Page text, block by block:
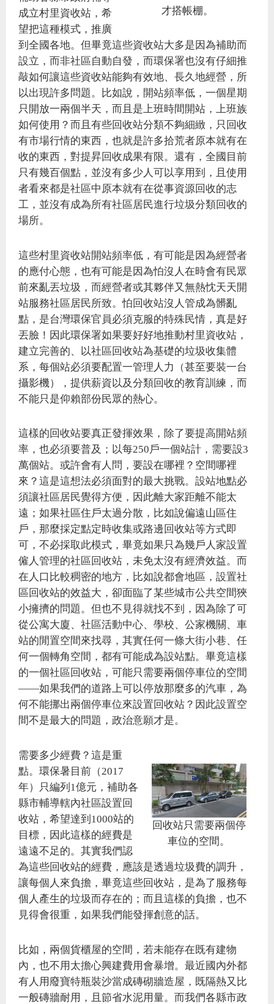
才搭帳棚。
成立村里資收站，希
望把這種模式，推廣
到全國各地。但畢竟這些資收站大多是因為補助而
設立，而非社區自動自發，而環保署也沒有仔細推
敲如何讓這些資收站能夠有效地、長久地經營，所
以出現許多問題。比如說，開站頻率低，一個星期
只開放一兩個半天，而且是上班時間開站，上班族
如何使用？而且有些回收站分類不夠細緻，只回收
有市場行情的東西，也就是許多拾荒者原本就有在
收的東西，對提昇回收成果有限。還有，全國目前
只有幾百個點，並沒有多少人可以享用到，且使用
者看來都是社區中原本就有在從事資源回收的志
工，並沒有成為所有社區居民進行垃圾分類回收的
場所。
這些村里資收站開站頻率低，有可能是因為經營者
的應付心態，也有可能是因為怕沒人在時會有民眾
前來亂丟垃圾，而經營者或其夥伴又無熱忱天天開
站服務社區居民所致。怕回收站沒人管成為髒亂
點，是台灣環保官員必須克服的特殊民情，真是好
丟臉！因此環保署如果要好好地推動村里資收站，
建立完善的、以社區回收站為基礎的垃圾收集體
系，每個站必須要配置一管理人力（甚至要裝一台
攝影機），提供薪資以及分類回收的教育訓練，而
不能只是仰賴部份民眾的熱心。
這樣的回收站要真正發揮效果，除了要提高開站頻
率，也必須要普及；以每250戶一個站計，需要設3
萬個站。或許會有人問，要設在哪裡？空間哪裡
來？這是這想法必須面對的最大挑戰。設站地點必
須讓社區居民覺得方便，因此離大家距離不能太
遠；如果社區住戶太過分散，比如說偏遠山區住
戶，那麼採定點定時收集或路邊回收站等方式即
可，不必採取此模式，畢竟如果只為幾戶人家設置
僱人管理的社區回收站，未免太沒有經濟效益。而
在人口比較稠密的地方，比如說都會地區，設置社
區回收站的效益大，卻面臨了某些城市公共空間狹
小擁擠的問題。但也不見得就找不到，因為除了可
從公寓大廈、社區活動中心、學校、公家機關、車
站的閒置空間來找尋，其實任何一條大街小巷、任
何一個轉角空間，都有可能成為設站點。畢竟這樣
的一個社區回收站，可能只需要兩個停車位的空間
——如果我們的道路上可以停放那麼多的汽車，為
何不能挪出兩個停車位來設置回收站？因此設置空
間不是最大的問題，政治意願才是。
回收站只需要兩個停
車位的空間。
需要多少經費？這是重
點。環保暑目前（2017
年）只編列1億元，補助各
縣市輔導轄內社區設置回
收站，希望達到1000站的
目標，因此這樣的經費是
遠遠不足的。其實我們認
為這些回收站的經費，應該是透過垃圾費的調升，
讓每個人來負擔，畢竟這些回收站，是為了服務每
個人產生的垃圾而存在的；而且這樣的負擔，也不
見得會很重，如果我們能發揮創意的話。
比如，兩個貨櫃屋的空間，若未能存在既有建物
內，也不用太擔心興建費用會暴增。最近國內外都
有人用廢寶特瓶裝沙當成磚砌牆造屋，既隔熱又比
一般磚牆耐用，且節省水泥用量。而我們各縣市政